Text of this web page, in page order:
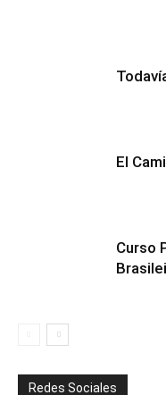
El
Curso
Redes Sociales